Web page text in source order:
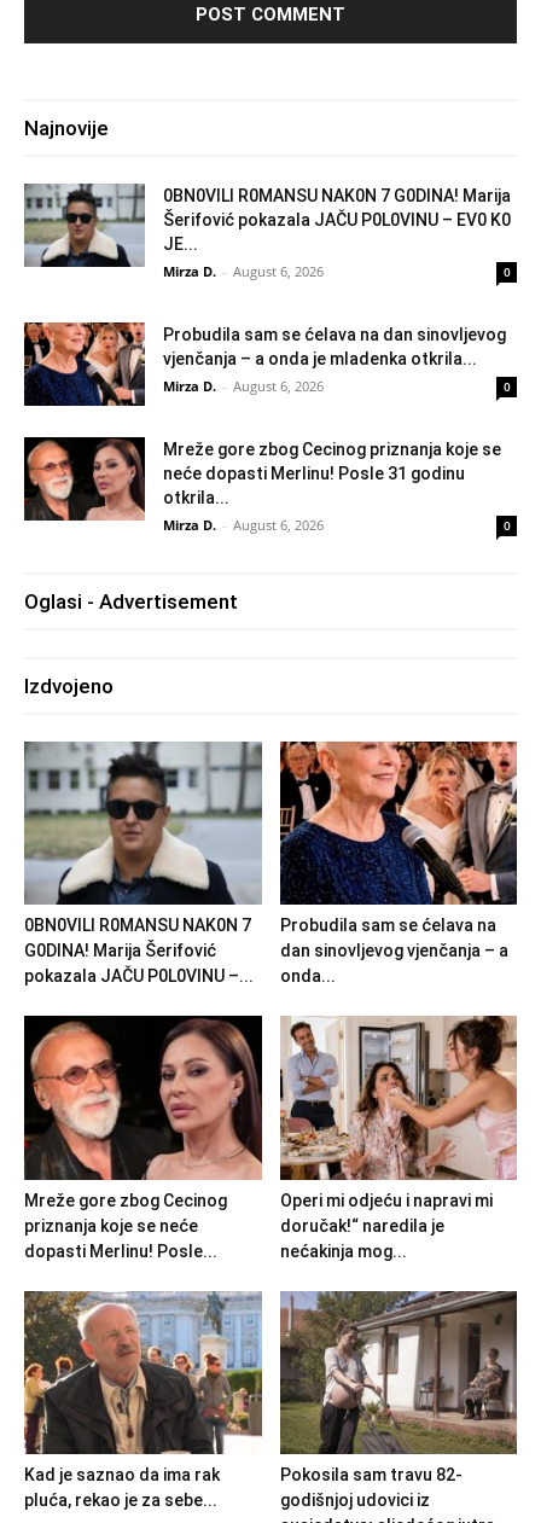
Najnovije
0BN0VlLl R0MANSU NAK0N 7 G0DlNA! Marija
Šerifović pokazala JAČU P0L0VINU – EV0 K0
JE...
Mirza D. - August 6, 2026 0
Probudila sam se ćelava na dan sinovljevog
vjenčanja – a onda je mladenka otkrila...
Mirza D. - August 6, 2026 0
Mreže gore zbog Cecinog priznanja koje se
neće dopasti Merlinu! Posle 31 godinu
otkrila...
Mirza D. - August 6, 2026 0
Oglasi - Advertisement
Izdvojeno
0BN0VlLl R0MANSU NAK0N 7
G0DlNA! Marija Šerifović
pokazala JAČU P0L0VINU –...
Probudila sam se ćelava na
dan sinovljevog vjenčanja – a
onda...
Mreže gore zbog Cecinog
priznanja koje se neće
dopasti Merlinu! Posle...
Operi mi odjeću i napravi mi
doručak!“ naredila je
nećakinja mog...
Kad je saznao da ima rak
pluća, rekao je za sebe...
Pokosila sam travu 82-
godišnjoj udovici iz